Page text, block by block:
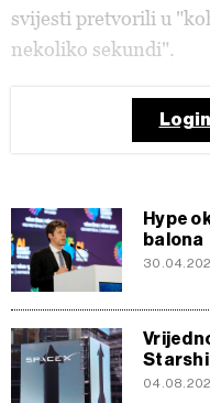
svijesti pretvorili u
nekoliko sekundi".
Hype
balona